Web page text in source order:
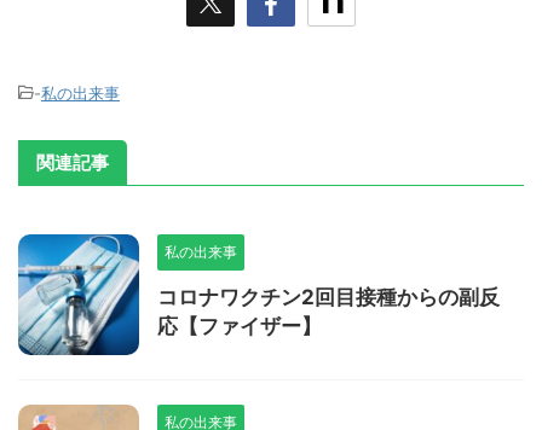
-私の出来事
関連記事
私の出来事
コロナワクチン2回目接種からの副反
応【ファイザー】
私の出来事